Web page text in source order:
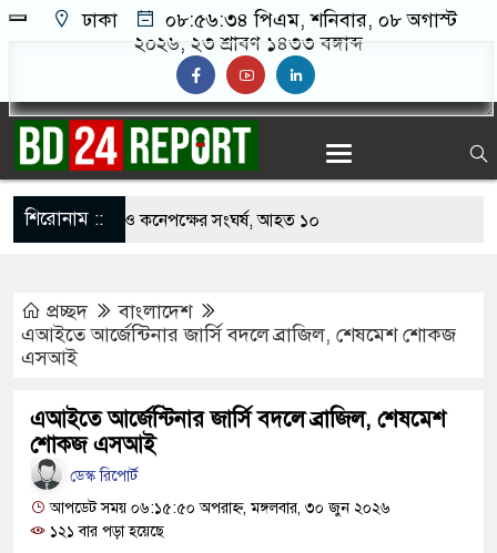
ঢাকা ০৮:৫৬:৩৫ পিএম, শনিবার, ০৮ অগাস্ট
২০২৬, ২৩ শ্রাবণ ১৪৩৩ বঙ্গাব্দ
শিরোনাম ::
নিয়ে বর ও কনেপক্ষের সংঘর্ষ, আহত ১০
শঙ্কায় দেশজুড়ে পুলিশের সতর্কতা জারি
আ.লীগের গোপন বৈঠক থেকে গ্রেপ্তার ৬
যুবদল সভাপতি আটক, ভিডিও ভাইরাল
দায়ী থাকবে জামায়াত-এনসিপি: রাশেদ খাঁন
দিলেন জামায়াত বহিষ্কাকৃত গাজী নজরুলের ১২
প্রচ্ছদ
বাংলাদেশ
এআইতে আর্জেন্টিনার জার্সি বদলে ব্রাজিল, শেষমেশ শোকজ
এসআই
এআইতে আর্জেন্টিনার জার্সি বদলে ব্রাজিল, শেষমেশ
শোকজ এসআই
ডেস্ক রিপোর্ট
আপডেট সময় ০৬:১৫:৫০ অপরাহ্ন, মঙ্গলবার, ৩০ জুন ২০২৬
১২১ বার পড়া হয়েছে